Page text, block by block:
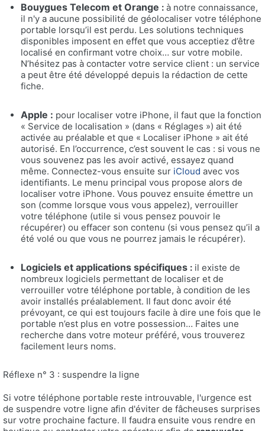
Bouygues Telecom et Orange : à notre connaissance,
il n'y a aucune possibilité de géolocaliser votre téléphone
portable lorsqu’il est perdu. Les solutions techniques
disponibles imposent en effet que vous acceptiez d’être
localisé en confirmant votre choix… sur votre mobile.
N’hésitez pas à contacter votre service client : un service
a peut être été développé depuis la rédaction de cette
fiche.
Apple : pour localiser votre iPhone, il faut que la fonction
« Service de localisation » (dans « Réglages ») ait été
activée au préalable et que « Localiser iPhone » ait été
autorisé. En l’occurrence, c’est souvent le cas : si vous ne
vous souvenez pas les avoir activé, essayez quand
même. Connectez-vous ensuite sur iCloud avec vos
identifiants. Le menu principal vous propose alors de
localiser votre iPhone. Vous pouvez ensuite émettre un
son (comme lorsque vous vous appelez), verrouiller
votre téléphone (utile si vous pensez pouvoir le
récupérer) ou effacer son contenu (si vous pensez qu’il a
été volé ou que vous ne pourrez jamais le récupérer).
Logiciels et applications spécifiques : il existe de
nombreux logiciels permettant de localiser et de
verrouiller votre téléphone portable, à condition de les
avoir installés préalablement. Il faut donc avoir été
prévoyant, ce qui est toujours facile à dire une fois que le
portable n’est plus en votre possession… Faites une
recherche dans votre moteur préféré, vous trouverez
facilement leurs noms.
Réflexe n° 3 : suspendre la ligne
Si votre téléphone portable reste introuvable, l'urgence est
de suspendre votre ligne afin d'éviter de fâcheuses surprises
sur votre prochaine facture. Il faudra ensuite vous rendre en